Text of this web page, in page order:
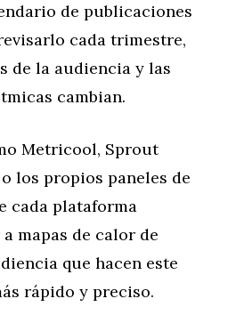
de publicaciones
cada trimestre,
de la audiencia y las
cambian.
Metricool, Sprout
los propios paneles de
cada plataforma
mapas de calor de
que hacen este
rápido y preciso.